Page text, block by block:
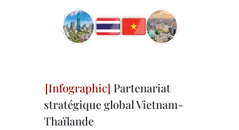
Partenariat
stratégique global Vietnam-
Thaïlande